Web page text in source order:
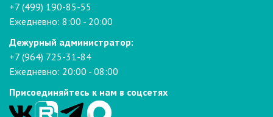
+7 (499) 190-85-55
Ежедневно: 8:00 - 20:00
Дежурный администратор:
+7 (964) 725-31-84
Ежедневно: 20:00 - 08:00
Присоединяйтесь к нам в соцсетях